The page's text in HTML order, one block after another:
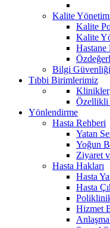
Kalite
Kalite
Kalite
Bilgi Güvenliği
Tıbbi Birimlerimiz
Klinikler
Özellikli
Yönlendirme
Hasta Rehberi
Yatan
Yoğun
Ziyaret
Hasta Hakları
Hasta
Hasta
Hizmet